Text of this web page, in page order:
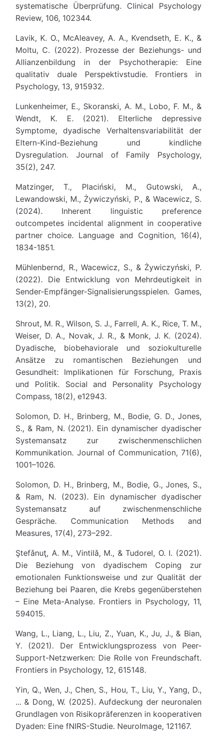
systematische Überprüfung. Clinical Psychology
Review, 106, 102344.
Lavik, K. O., McAleavey, A. A., Kvendseth, E. K., &
Moltu, C. (2022). Prozesse der Beziehungs- und
Allianzenbildung in der Psychotherapie: Eine
qualitativ duale Perspektivstudie. Frontiers in
Psychology, 13, 915932.
Lunkenheimer, E., Skoranski, A. M., Lobo, F. M., &
Wendt, K. E. (2021). Elterliche depressive
Symptome, dyadische Verhaltensvariabilität der
Eltern-Kind-Beziehung und kindliche
Dysregulation. Journal of Family Psychology,
35(2), 247.
Matzinger, T., Placiński, M., Gutowski, A.,
Lewandowski, M., Żywiczyński, P., & Wacewicz, S.
(2024). Inherent linguistic preference
outcompetes incidental alignment in cooperative
partner choice. Language and Cognition, 16(4),
1834-1851.
Mühlenbernd, R., Wacewicz, S., & Żywiczyński, P.
(2022). Die Entwicklung von Mehrdeutigkeit in
Sender-Empfänger-Signalisierungsspielen. Games,
13(2), 20.
Shrout, M. R., Wilson, S. J., Farrell, A. K., Rice, T. M.,
Weiser, D. A., Novak, J. R., & Monk, J. K. (2024).
Dyadische, biobehaviorale und soziokulturelle
Ansätze zu romantischen Beziehungen und
Gesundheit: Implikationen für Forschung, Praxis
und Politik. Social and Personality Psychology
Compass, 18(2), e12943.
Solomon, D. H., Brinberg, M., Bodie, G. D., Jones,
S., & Ram, N. (2021). Ein dynamischer dyadischer
Systemansatz zur zwischenmenschlichen
Kommunikation. Journal of Communication, 71(6),
1001–1026.
Solomon, D. H., Brinberg, M., Bodie, G., Jones, S.,
& Ram, N. (2023). Ein dynamischer dyadischer
Systemansatz auf zwischenmenschliche
Gespräche. Communication Methods and
Measures, 17(4), 273–292.
Ştefǎnuţ, A. M., Vintilǎ, M., & Tudorel, O. I. (2021).
Die Beziehung von dyadischem Coping zur
emotionalen Funktionsweise und zur Qualität der
Beziehung bei Paaren, die Krebs gegenüberstehen
– Eine Meta-Analyse. Frontiers in Psychology, 11,
594015.
Wang, L., Liang, L., Liu, Z., Yuan, K., Ju, J., & Bian,
Y. (2021). Der Entwicklungsprozess von Peer-
Support-Netzwerken: Die Rolle von Freundschaft.
Frontiers in Psychology, 12, 615148.
Yin, Q., Wen, J., Chen, S., Hou, T., Liu, Y., Yang, D.,
... & Dong, W. (2025). Aufdeckung der neuronalen
Grundlagen von Risikopräferenzen in kooperativen
Dyaden: Eine fNIRS-Studie. NeuroImage, 121167.